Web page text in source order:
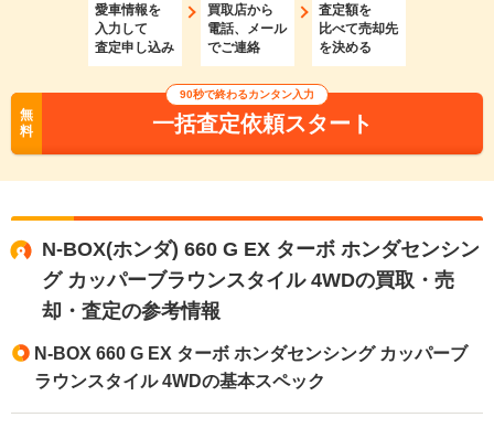
愛車情報を
入力して
査定申し込み
買取店から
電話、メール
でご連絡
査定額を
比べて売却先
を決める
無
料
90秒で終わるカンタン入力
一括査定依頼スタート
N-BOX(ホンダ) 660 G EX ターボ ホンダセンシン
グ カッパーブラウンスタイル 4WDの買取・売
却・査定の参考情報
N-BOX 660 G EX ターボ ホンダセンシング カッパーブ
ラウンスタイル 4WDの基本スペック